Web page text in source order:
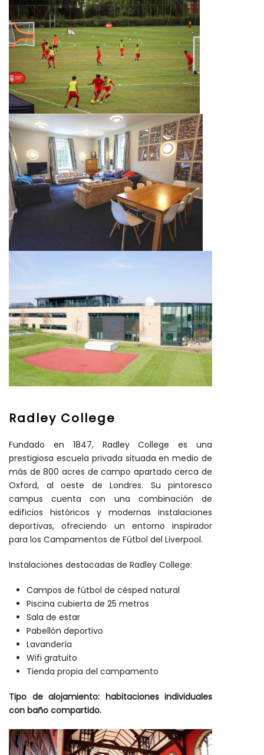
Radley College
Fundado en 1847, Radley College es una
prestigiosa escuela privada situada en medio de
más de 800 acres de campo apartado cerca de
Oxford, al oeste de Londres. Su pintoresco
campus cuenta con una combinación de
edificios históricos y modernas instalaciones
deportivas, ofreciendo un entorno inspirador
para los Campamentos de Fútbol del Liverpool.
Instalaciones destacadas de Radley College:
Campos de fútbol de césped natural
Piscina cubierta de 25 metros
Sala de estar
Pabellón deportivo
Lavandería
Wifi gratuito
Tienda propia del campamento
Tipo de alojamiento: habitaciones individuales
con baño compartido.